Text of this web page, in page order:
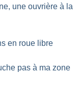
une ouvrière à la
en roue libre
pas à ma zone